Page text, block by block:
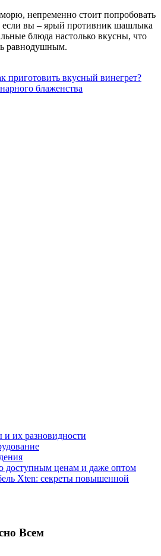
непременно стоит попробовать
если вы – ярый противник шашлыка
блюда настолько вкусны, что
равнодушным.
приготовить вкусный винегрет?
блаженства
их разновидности
доступным ценам и даже оптом
Xten: секреты повышенной
Всем